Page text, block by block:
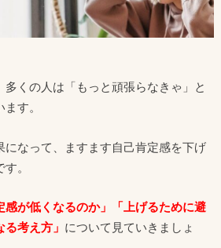
多くの人は「もっと頑張らなきゃ」と
す。
になって、ますます自己肯定感を下げ
。
感が低くなるのか」「上げるために避
考え方」 について見ていきましょ